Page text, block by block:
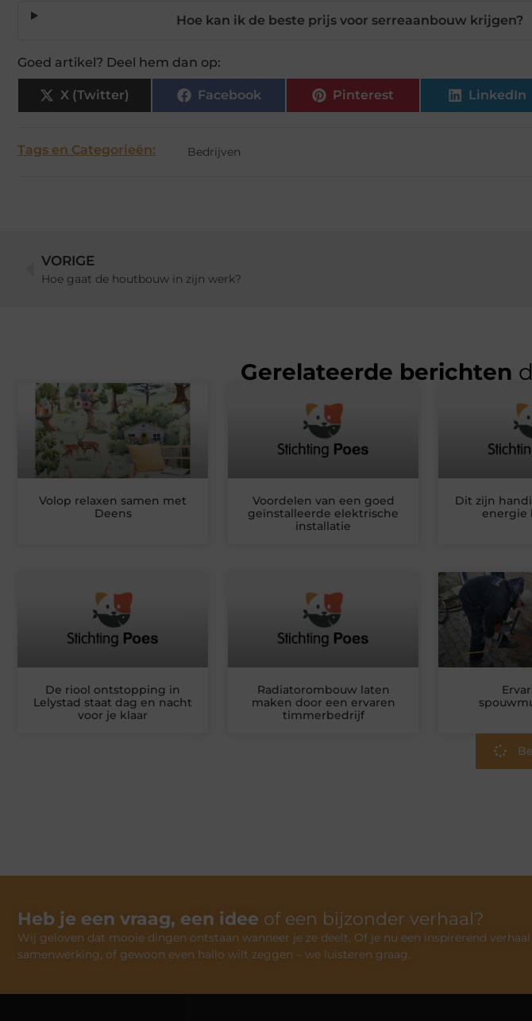
Hoe kan ik de beste prijs voor serreaanbouw krijgen?
Goed artikel? Deel hem dan op:
X (Twitter) Facebook Pinterest LinkedIn
Tags en Categorieën: Bedrijven
VORIGE
Hoe gaat de houtbouw in zijn werk?
Gerelateerde berichten
Volop relaxen samen met
Deens
Voordelen van een goed
geïnstalleerde elektrische
installatie
Dit zijn
energie
De riool ontstopping in
Lelystad staat dag en nacht
voor je klaar
Radiatorombouw laten
maken door een ervaren
timmerbedrijf
Heb je een vraag, een idee of een bijzonder verhaal?
Wij geloven dat mooie dingen ontstaan wanneer je ze deelt. Of je nu een inspirerend
samenwerking, of gewoon even hallo wilt zeggen – we luisteren graag.